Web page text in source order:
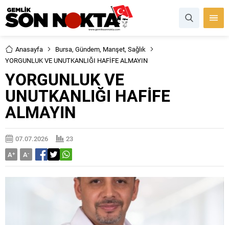
Anasayfa Bursa, Gündem, Manşet, Sağlık
YORGUNLUK VE UNUTKANLIĞI HAFİFE ALMAYIN
YORGUNLUK VE
UNUTKANLIĞI HAFİFE
ALMAYIN
07.07.2026
23
A+ A-